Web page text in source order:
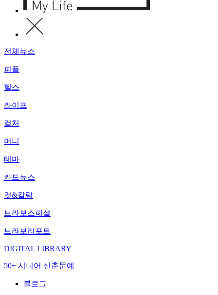
전체뉴스
피플
헬스
라이프
컬처
머니
테마
카드뉴스
컷&칼럼
브라보스페셜
브라보리포트
DIGITAL LIBRARY
50+ 시니어 신춘문예
블로그